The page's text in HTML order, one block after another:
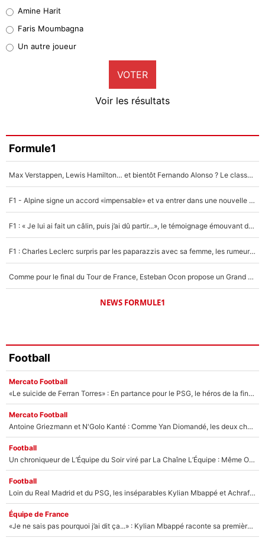
1%
9%
Faris Moumbagna
4%
Un autre joueur
5%
Amine Harit
Faris Moumbagna
Un autre joueur
VOTER
Voir les résultats
Formule1
Max Verstappen, Lewis Hamilton… et bientôt Fernando Alonso ? Le classement des pilotes les mieux payés en Formule 1 risque de changer !
F1 - Alpine signe un accord «impensable» et va entrer dans une nouvelle dimension : Grande nouvelle pour Pierre Gasly !
F1 : « Je lui ai fait un câlin, puis j’ai dû partir...», le témoignage émouvant de Max Verstappen sur sa fille
F1 : Charles Leclerc surpris par les paparazzis avec sa femme, les rumeurs étaient vraies !
Comme pour le final du Tour de France, Esteban Ocon propose un Grand Prix de Formule 1 à Paris : «Autour de l’Arc de Triomphe, ce serait génial» !
NEWS FORMULE1
Football
Mercato Football
«Le suicide de Ferran Torres» : En partance pour le PSG, le héros de la finale de la Coupe du monde s'attire les foudres de la presse espagnole !
Mercato Football
Antoine Griezmann et N'Golo Kanté : Comme Yan Diomandé, les deux champions du monde ont refusé de signer au PSG !
Football
Un chroniqueur de L’Équipe du Soir viré par La Chaîne L’Équipe : Même Olivier Ménard n’avait pas pu empêcher son départ, «je l’ai appris sur Twitter, je l’ai vécu assez mal»
Football
Loin du Real Madrid et du PSG, les inséparables Kylian Mbappé et Achraf Hakimi changent d'équipe le temps d'une journée !
Équipe de France
«Je ne sais pas pourquoi j’ai dit ça...» : Kylian Mbappé raconte sa première rencontre avec Zinédine Zidane (et c’est très drôle)